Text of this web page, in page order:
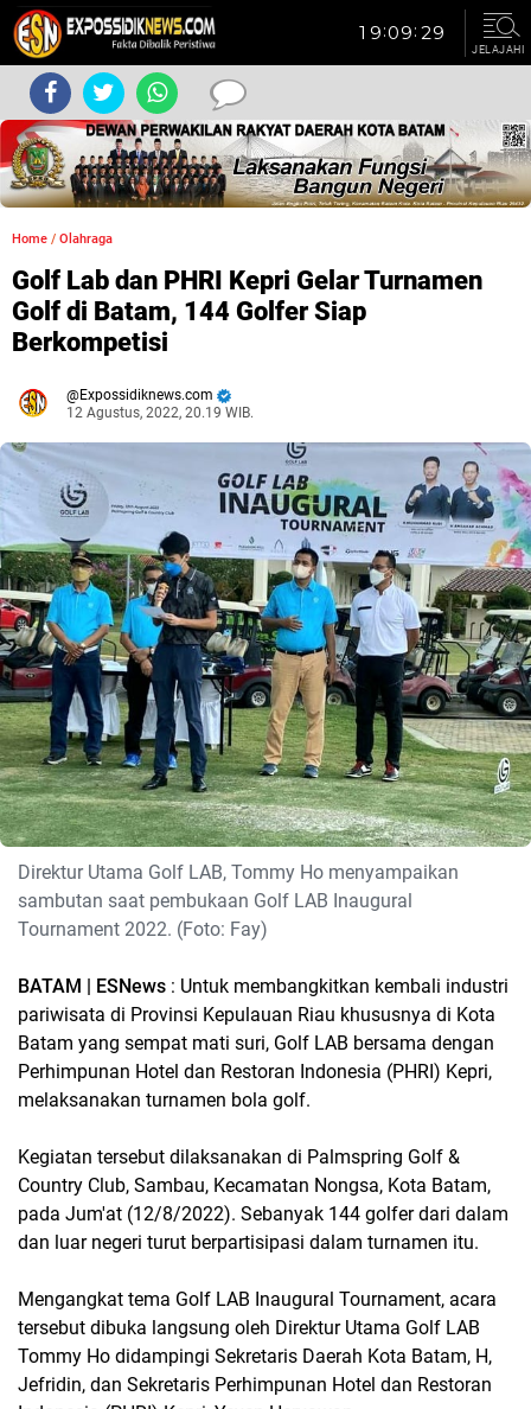
JELAJAHI
Home / Olahraga
Golf Lab dan PHRI Kepri Gelar Turnamen
Golf di Batam, 144 Golfer Siap
Berkompetisi
Expossidiknews.com
12 Agustus, 2022, 20.19 WIB.
Direktur Utama Golf LAB, Tommy Ho menyampaikan
sambutan saat pembukaan Golf LAB Inaugural
Tournament 2022. (Foto: Fay)
BATAM | ESNews : Untuk membangkitkan kembali industri
pariwisata di Provinsi Kepulauan Riau khususnya di Kota
Batam yang sempat mati suri, Golf LAB bersama dengan
Perhimpunan Hotel dan Restoran Indonesia (PHRI) Kepri,
melaksanakan turnamen bola golf.
Kegiatan tersebut dilaksanakan di Palmspring Golf &
Country Club, Sambau, Kecamatan Nongsa, Kota Batam,
pada Jum'at (12/8/2022). Sebanyak 144 golfer dari dalam
dan luar negeri turut berpartisipasi dalam turnamen itu.
Mengangkat tema Golf LAB Inaugural Tournament, acara
tersebut dibuka langsung oleh Direktur Utama Golf LAB
Tommy Ho didampingi Sekretaris Daerah Kota Batam, H,
Jefridin, dan Sekretaris Perhimpunan Hotel dan Restoran